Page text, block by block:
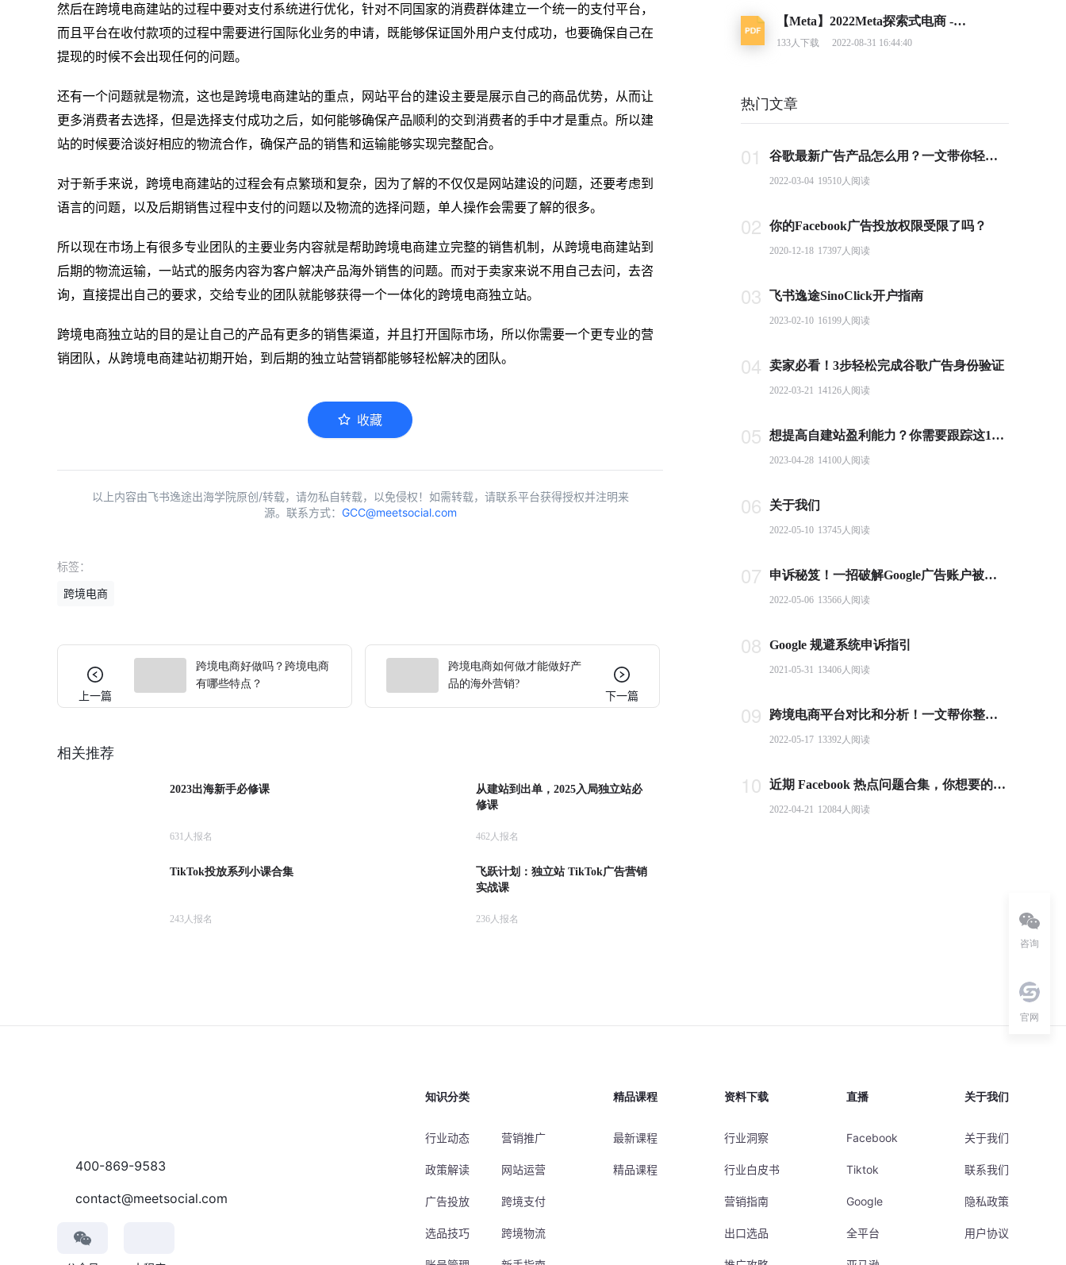
咨询
官网
然后在跨境电商建站的过程中要对支付系统进行优化，针对不同国家的消费群体建立一个统一的支付平台，
而且平台在收付款项的过程中需要进行国际化业务的申请，既能够保证国外用户支付成功，也要确保自己在
提现的时候不会出现任何的问题。
还有一个问题就是物流，这也是跨境电商建站的重点，网站平台的建设主要是展示自己的商品优势，从而让
更多消费者去选择，但是选择支付成功之后，如何能够确保产品顺利的交到消费者的手中才是重点。所以建
站的时候要洽谈好相应的物流合作，确保产品的销售和运输能够实现完整配合。
对于新手来说，跨境电商建站的过程会有点繁琐和复杂，因为了解的不仅仅是网站建设的问题，还要考虑到
语言的问题，以及后期销售过程中支付的问题以及物流的选择问题，单人操作会需要了解的很多。
所以现在市场上有很多专业团队的主要业务内容就是帮助跨境电商建立完整的销售机制，从跨境电商建站到
后期的物流运输，一站式的服务内容为客户解决产品海外销售的问题。而对于卖家来说不用自己去问，去咨
询，直接提出自己的要求，交给专业的团队就能够获得一个一体化的跨境电商独立站。
跨境电商独立站的目的是让自己的产品有更多的销售渠道，并且打开国际市场，所以你需要一个更专业的营
销团队，从跨境电商建站初期开始，到后期的独立站营销都能够轻松解决的团队。
收藏
以上内容由飞书逸途出海学院原创/转载，请勿私自转载，以免侵权！如需转载，请联系平台获得授权并注明来
源。联系方式： GCC@meetsocial.com
标签：
跨境电商
上一篇
跨境电商好做吗？跨境电商
有哪些特点？
跨境电商如何做才能做好产
品的海外营销?
下一篇
相关推荐
2023出海新手必修课
631 人报名
从建站到出单，2025入局独立站必
修课
462 人报名
TikTok投放系列小课合集
243人报名
飞跃计划：独立站 TikTok广告营销
实战课
236人报名
【Meta】2022Meta探索式电商 - 跨境电商大促马拉松营销日历
133人下载 2022-08-31 16:44:40
热门文章
01 谷歌最新广告产品怎么用？一文带你轻松掌握PMax投放要点
2022-03-04 19510人阅读
02 你的Facebook广告投放权限受限了吗？
2020-12-18 17397人阅读
03 飞书逸途SinoClick开户指南
2023-02-10 16199人阅读
04 卖家必看！3步轻松完成谷歌广告身份验证
2022-03-21 14126人阅读
05 想提高自建站盈利能力？你需要跟踪这10个基本电商指标
2023-04-28 14100人阅读
06 关于我们
2022-05-10 13745人阅读
07 申诉秘笈！一招破解Google广告账户被封难题
2022-05-06 13566人阅读
08 Google 规避系统申诉指引
2021-05-31 13406人阅读
09 跨境电商平台对比和分析！一文帮你整理全球主流电商平台
2022-05-17 13392人阅读
10 近期 Facebook 热点问题合集，你想要的答案都在这里！
2022-04-21 12084人阅读
400-869-9583
contact@meetsocial.com
知识分类
行业动态 营销推广
政策解读 网站运营
广告投放 跨境支付
选品技巧 跨境物流
精品课程
最新课程
精品课程
资料下载
行业洞察
行业白皮书
营销指南
出口选品
直播
Facebook
Tiktok
Google
全平台
关于我们
关于我们
联系我们
隐私政策
用户协议